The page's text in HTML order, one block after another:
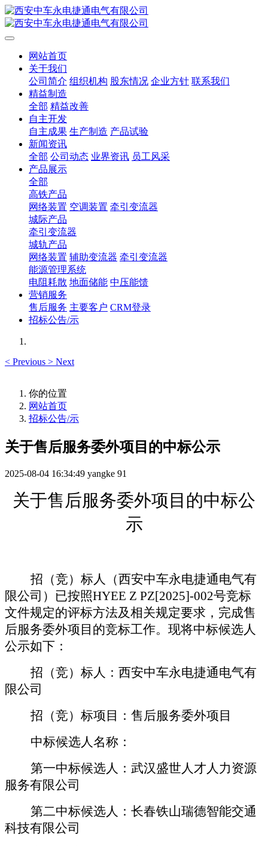
网站首页
关于我们
公司简介 组织机构 股东情况 企业方针 联系我们
精益制造
全部 精益改善
自主开发
自主成果 生产制造 产品试验
新闻资讯
全部 公司动态 业界资讯 员工风采
产品展示
全部
高铁产品
网络装置 空调装置 牵引变流器
城际产品
牵引变流器
城轨产品
网络装置 辅助变流器 牵引变流器
能源管理系统
电阻耗散 地面储能 中压能馈
营销服务
售后服务 主要客户 CRM登录
招标公告/示
< Previous > Next
你的位置
网站首页
招标公告/示
关于售后服务委外项目的中标公示
2025-08-04 16:34:49 yangke 91
关于售后服务委外项目的中标公
示
招（竞）标人（西安中车永电捷通电气有
限公司 ）已按照HYEE Z PZ[2025]-002号竞标
文件规定的评标方法及相关规定要求，完成售
后服务委外项目 的竞标工作。现将中标候选人
公示如下：
招（竞）标人： 西安中车永电捷通电气有
限公司
招（竞）标项目： 售后服务委外项目
中标候选人名称：
第一中标候选人： 武汉盛世人才人力资源
服务有限公司
第二中标候选人：长春铁山瑞德智能交通
科技有限公司